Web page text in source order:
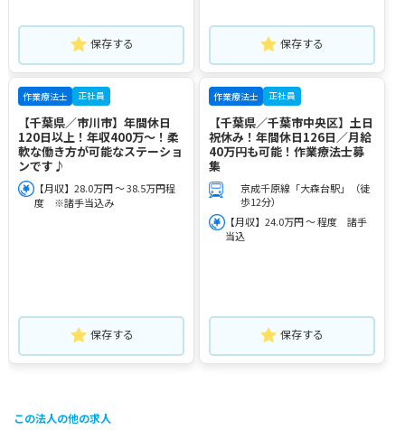
保存する 保存する
作業療法士 正社員
【千葉県／市川市】年間休日
120日以上！年収400万～！柔
軟な働き方が可能なステーショ
ンです♪
【月収】28.0万円 ～ 38.5万円程
度 ※諸手当込み
保存する
作業療法士 正社員
【千葉県／千葉市中央区】土日
祝休み！年間休日126日／月給
40万円も可能！作業療法士募
集
京成千原線「大森台駅」（徒
歩12分）
【月収】24.0万円 ～ 程度 諸手
当込
保存する
この法人の他の求人